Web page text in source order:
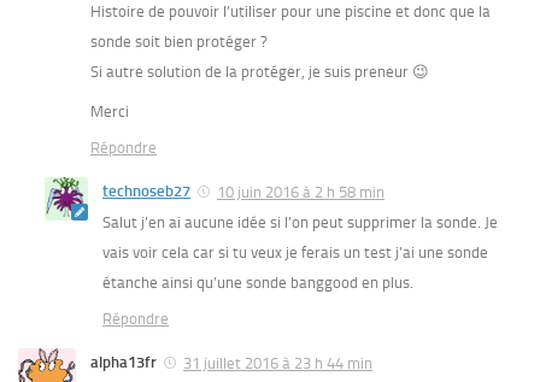
Histoire de pouvoir l’utiliser pour une piscine et donc que la
sonde soit bien protéger ?
Si autre solution de la protéger, je suis preneur 😉
Merci
Répondre
technoseb27
10 juin 2016 à 2 h 58 min
Salut j’en ai aucune idée si l’on peut supprimer la sonde. Je
vais voir cela car si tu veux je ferais un test j’ai une sonde
étanche ainsi qu’une sonde banggood en plus.
Répondre
alpha13fr
31 juillet 2016 à 23 h 44 min